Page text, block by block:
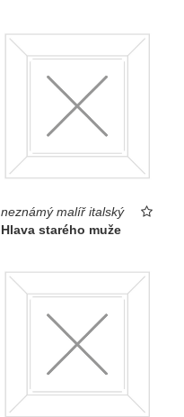
neznámý malíř italský
Hlava starého muže